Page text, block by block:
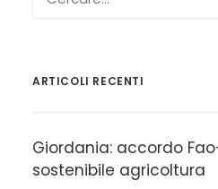
ARTICOLI RECENTI
Giordania: accordo
sostenibile agricoltura